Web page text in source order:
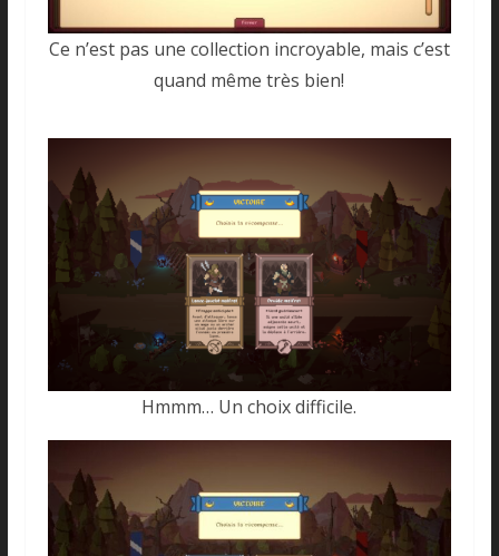
Ce n’est pas une collection incroyable, mais c’est
quand même très bien!
Hmmm… Un choix difficile.